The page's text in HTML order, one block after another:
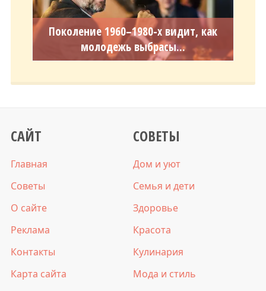
Поколение 1960–1980-х видит, как
молодежь выбрасы...
САЙТ
Главная
Советы
О сайте
Реклама
Контакты
Карта сайта
СОВЕТЫ
Дом и уют
Семья и дети
Здоровье
Красота
Кулинария
Мода и стиль